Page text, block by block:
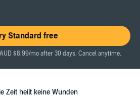
gerissen, der sie bis an das Ende ihrer
eine Spur aus dem Dritten Reich
seiner Ermittlungen noch nicht erahnen.
verändert sein Leben
Standard free
$8.99/mo after 30 days. Cancel anytime.
Zeit heilt keine Wunden